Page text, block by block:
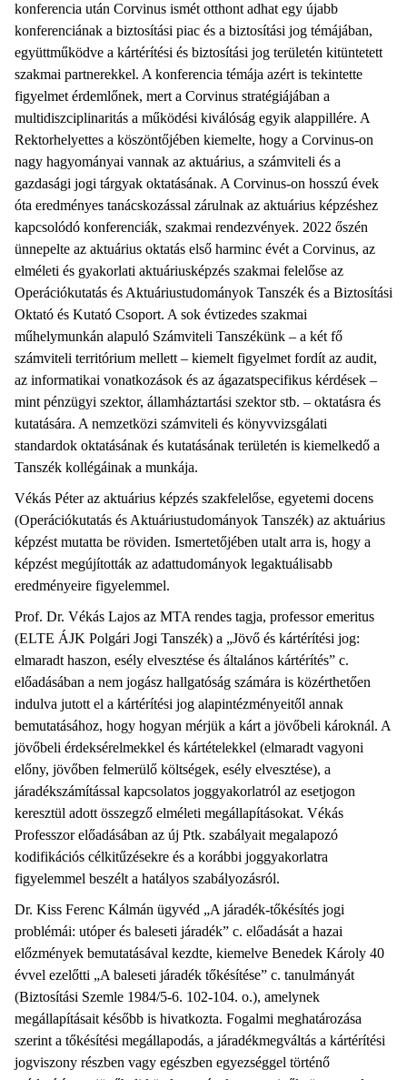
konferencia után Corvinus ismét otthont adhat egy újabb
konferenciának a biztosítási piac és a biztosítási jog témájában,
együttműködve a kártérítési és biztosítási jog területén kitüntetett
szakmai partnerekkel. A konferencia témája azért is tekintette
figyelmet érdemlőnek, mert a Corvinus stratégiájában a
multidiszciplinaritás a működési kiválóság egyik alappillére. A
Rektorhelyettes a köszöntőjében kiemelte, hogy a Corvinus-on
nagy hagyományai vannak az aktuárius, a számviteli és a
gazdasági jogi tárgyak oktatásának. A Corvinus-on hosszú évek
óta eredményes tanácskozással zárulnak az aktuárius képzéshez
kapcsolódó konferenciák, szakmai rendezvények. 2022 őszén
ünnepelte az aktuárius oktatás első harminc évét a Corvinus, az
elméleti és gyakorlati aktuáriusképzés szakmai felelőse az
Operációkutatás és Aktuáriustudományok Tanszék és a Biztosítási
Oktató és Kutató Csoport. A sok évtizedes szakmai
műhelymunkán alapuló Számviteli Tanszékünk – a két fő
számviteli territórium mellett – kiemelt figyelmet fordít az audit,
az informatikai vonatkozások és az ágazatspecifikus kérdések –
mint pénzügyi szektor, államháztartási szektor stb. – oktatásra és
kutatására. A nemzetközi számviteli és könyvvizsgálati
standardok oktatásának és kutatásának területén is kiemelkedő a
Tanszék kollégáinak a munkája.
Vékás Péter az aktuárius képzés szakfelelőse, egyetemi docens
(Operációkutatás és Aktuáriustudományok Tanszék) az aktuárius
képzést mutatta be röviden. Ismertetőjében utalt arra is, hogy a
képzést megújították az adattudományok legaktuálisabb
eredményeire figyelemmel.
Prof. Dr. Vékás Lajos az MTA rendes tagja, professor emeritus
(ELTE ÁJK Polgári Jogi Tanszék) a „Jövő és kártérítési jog:
elmaradt haszon, esély elvesztése és általános kártérítés” c.
előadásában a nem jogász hallgatóság számára is közérthetően
indulva jutott el a kártérítési jog alapintézményeitől annak
bemutatásához, hogy hogyan mérjük a kárt a jövőbeli károknál. A
jövőbeli érdeksérelmekkel és kártételekkel (elmaradt vagyoni
előny, jövőben felmerülő költségek, esély elvesztése), a
járadékszámítással kapcsolatos joggyakorlatról az esetjogon
keresztül adott összegző elméleti megállapításokat. Vékás
Professzor előadásában az új Ptk. szabályait megalapozó
kodifikációs célkitűzésekre és a korábbi joggyakorlatra
figyelemmel beszélt a hatályos szabályozásról.
Dr. Kiss Ferenc Kálmán ügyvéd „A járadék-tőkésítés jogi
problémái: utóper és baleseti járadék” c. előadását a hazai
előzmények bemutatásával kezdte, kiemelve Benedek Károly 40
évvel ezelőtti „A baleseti járadék tőkésítése” c. tanulmányát
(Biztosítási Szemle 1984/5-6. 102-104. o.), amelynek
megállapításait később is hivatkozta. Fogalmi meghatározása
szerint a tőkésítési megállapodás, a járadékmegváltás a kártérítési
jogviszony részben vagy egészben egyezséggel történő